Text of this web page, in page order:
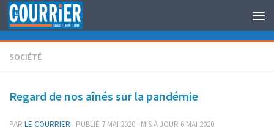
Au dessous du contenu
SOCIÉTÉ
Regard de nos aînés sur la pandémie
PAR LE COURRIER · PUBLIÉ 7 MAI 2020 · MIS À JOUR 6 MAI 2020